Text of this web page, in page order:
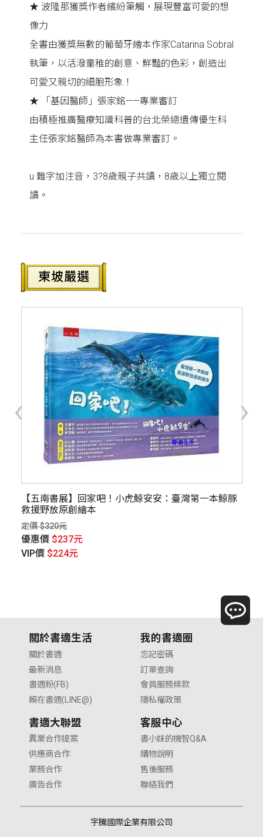
★ 波隆那獲獎作者繽紛筆觸，展現豐富可愛的想
像力
全書由獲獎無數的葡萄牙繪本作家Catarina Sobral
執筆，以活潑童稚的創意、鮮豔的色彩，創造出
可愛又親切的細胞形象！
★ 「基因醫師」張家銘——專業審訂
由積極推廣醫療知識科普的台北榮總遺傳優生科
主任張家銘醫師為本書做專業審訂。
u 難字加注音，3?8歲親子共讀，8歲以上獨立閱
讀。
【五南書展】回家吧！小虎鯨安安：臺灣第一本鯨豚
救援野放原創繪本
定價 $320元
優惠價 $237元
VIP價 $224元
‹ ›
關於書適生活
關於書適
最新消息
書適粉(FB)
賴在書適(LINE@)
我的書適圈
忘記密碼
訂單查詢
會員服務條款
隱私權政策
書適大聯盟
異業合作提案
供應商合作
業務合作
廣告合作
客服中心
書小妹的機智Q&A
購物說明
售後服務
聯絡我們
宇騰國際企業有限公司